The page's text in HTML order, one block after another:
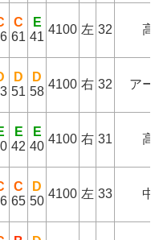
C
61
E
41
4100 左 32
D
51
D
58
4100 右 32 ア
E
42
E
40
4100 右 31
C
65
D
50
4100 左 33